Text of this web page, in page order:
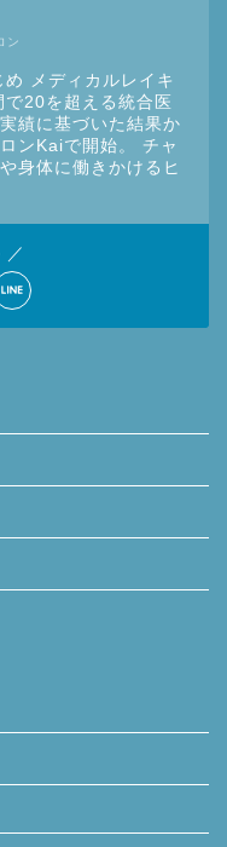
ン
メディカルレイキ
20を超える統合医
績に基づいた結果か
ンKaiで開始。 チャ
身体に働きかけるヒ